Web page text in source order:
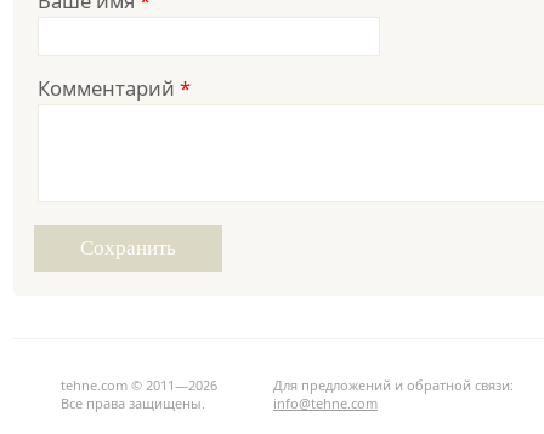
Комментарий *
tehne.com © 2011—2026
Все права защищены.
Для предложений и обратной связи:
info@tehne.com